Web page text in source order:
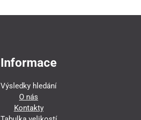
Informace
Výsledky hledání
O nás
Kontakty